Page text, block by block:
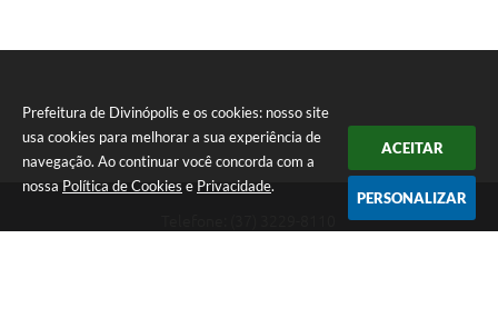
Prefeitura de Divinópolis e os cookies: nosso site
usa cookies para melhorar a sua experiência de
navegação. Ao continuar você concorda com a
nossa Política de Cookies e Privacidade.
ACEITAR
PERSONALIZAR